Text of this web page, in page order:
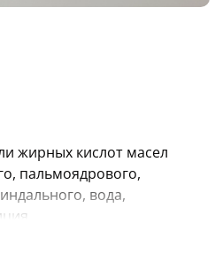
жирных кислот масел
пальмоядрового,
вода,